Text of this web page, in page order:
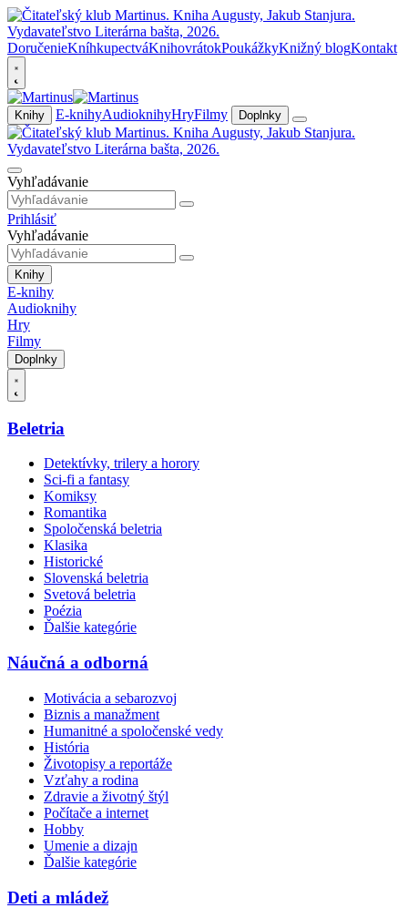
DoručenieKníhkupectváKnihovrátokPoukážkyKnižný blogKontakt
Knihy E-knihyAudioknihyHryFilmy Doplnky
Vyhľadávanie
Prihlásiť
Vyhľadávanie
Knihy
E-knihy
Audioknihy
Hry
Filmy
Doplnky
Beletria
Detektívky, trilery a horory
Sci-fi a fantasy
Komiksy
Romantika
Spoločenská beletria
Klasika
Historické
Slovenská beletria
Svetová beletria
Poézia
Ďalšie kategórie
Náučná a odborná
Motivácia a sebarozvoj
Biznis a manažment
Humanitné a spoločenské vedy
História
Životopisy a reportáže
Vzťahy a rodina
Zdravie a životný štýl
Počítače a internet
Hobby
Umenie a dizajn
Ďalšie kategórie
Deti a mládež